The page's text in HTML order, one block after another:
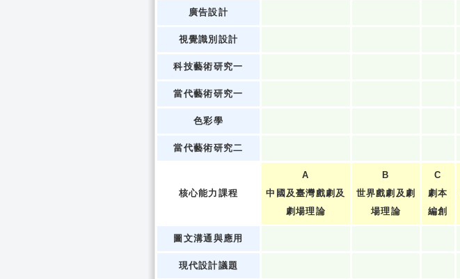
廣告設計
視覺識別設計
科技藝術研究一
當代藝術研究一
色彩學
當代藝術研究二
核心能力課程
A
中國及臺灣戲劇及
劇場理論
B
世界戲劇及劇
場理論
C
劇本
編創
圖文溝通與應用
現代設計議題